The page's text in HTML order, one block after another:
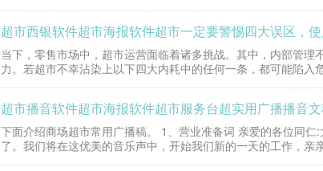
当下，零售市场中，超市运营面临着诸多挑战。其中，内部管
力。若超市不幸沾染上以下四大内耗中的任何一条，都可能陷
超市播音软件超市海报软件超市服务台超实用广播播音文
下面介绍商场超市常用广播稿。 1、营业准备词 亲爱的各位同
了。我们将在这优美的音乐声中，开始我们新的一天的工作，